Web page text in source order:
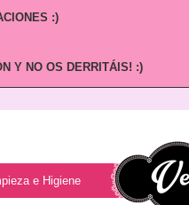
:)
Y NO OS DERRITÁIS! :)
e Higiene